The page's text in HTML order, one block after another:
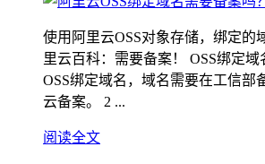
使用阿里云OSS对象存储，绑定的
里云百科：需要备案！ OSS绑定域
OSS绑定域名，域名需要在工信部
云备案。 2 ...
阅读全文